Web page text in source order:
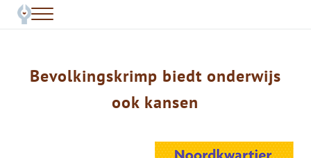
Door naar de hoofd inhoud
Skip to header left navigation
Skip to header right navigation
Skip to site footer
Menu
Bevolkingskrimp biedt onderwijs
ook kansen